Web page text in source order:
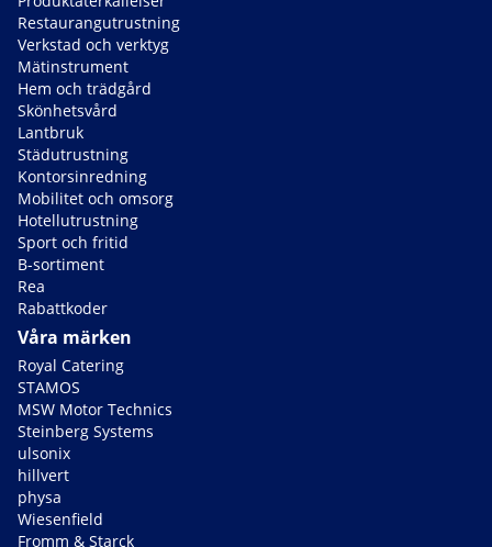
Restaurangutrustning
Verkstad och verktyg
Mätinstrument
Hem och trädgård
Skönhetsvård
Lantbruk
Städutrustning
Kontorsinredning
Mobilitet och omsorg
Hotellutrustning
Sport och fritid
B-sortiment
Rea
Rabattkoder
Våra märken
Royal Catering
STAMOS
MSW Motor Technics
Steinberg Systems
ulsonix
hillvert
physa
Wiesenfield
Fromm & Starck